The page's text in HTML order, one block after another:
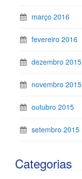
março 2016
fevereiro 2016
dezembro 2015
novembro 2015
outubro 2015
setembro 2015
Categorias